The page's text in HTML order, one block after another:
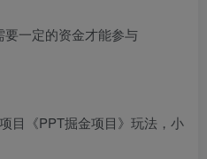
一定的资金才能参与
目《PPT掘金项目》玩法，小